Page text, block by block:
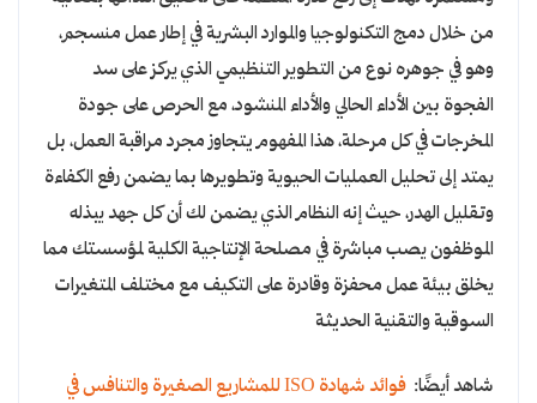
من خلال دمج التكنولوجيا والموارد البشرية في إطار عمل منسجم،
وهو في جوهره نوع من التطوير التنظيمي الذي يركز على سد
الفجوة بين الأداء الحالي والأداء المنشود، مع الحرص على جودة
المخرجات في كل مرحلة، هذا المفهوم يتجاوز مجرد مراقبة العمل، بل
يمتد إلى تحليل العمليات الحيوية وتطويرها بما يضمن رفع الكفاءة
وتقليل الهدر، حيث إنه النظام الذي يضمن لك أن كل جهد يبذله
الموظفون يصب مباشرة في مصلحة الإنتاجية الكلية لمؤسستك مما
يخلق بيئة عمل محفزة وقادرة على التكيف مع مختلف المتغيرات
السوقية والتقنية الحديثة
شاهد أيضًا:
فوائد شهادة ISO للمشاريع الصغيرة والتنافس في